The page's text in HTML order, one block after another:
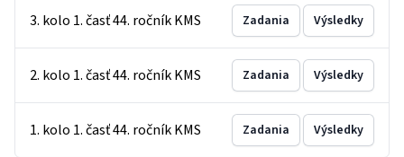
3. kolo 1. časť 44. ročník KMS Zadania Výsledky
2. kolo 1. časť 44. ročník KMS Zadania Výsledky
1. kolo 1. časť 44. ročník KMS Zadania Výsledky